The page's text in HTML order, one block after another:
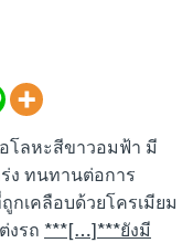
โลหะสีขาวอมฟ้า มี
ง ทนทานต่อการ
เคลือบด้วยโครเมียม
งรถ ***[…]***ยังมี